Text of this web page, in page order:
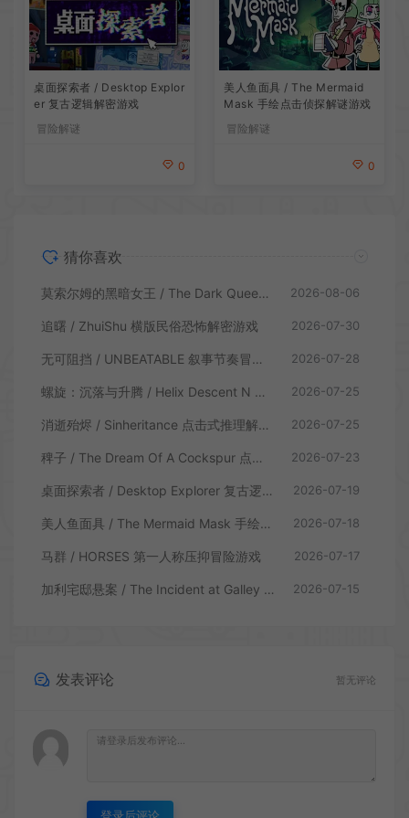
桌面探索者 / Desktop Explor
er 复古逻辑解密游戏
冒险解谜
0
美人鱼面具 / The Mermaid
Mask 手绘点击侦探解谜游戏
冒险解谜
0
猜你喜欢
莫索尔姆的黑暗女王 / The Dark Queen of Mortholme 多结局叙事游戏 2026-08-06
追曙 / ZhuiShu 横版民俗恐怖解密游戏 2026-07-30
无可阻挡 / UNBEATABLE 叙事节奏冒险游戏 2026-07-28
螺旋：沉落与升腾 / Helix Descent N Ascent 解谜冒险游戏 2026-07-25
消逝殆烬 / Sinheritance 点击式推理解谜游戏 2026-07-25
稗子 / The Dream Of A Cockspur 点击式剧情解谜游戏 2026-07-23
桌面探索者 / Desktop Explorer 复古逻辑解密游戏 2026-07-19
美人鱼面具 / The Mermaid Mask 手绘点击侦探解谜游戏 2026-07-18
马群 / HORSES 第一人称压抑冒险游戏 2026-07-17
加利宅邸悬案 / The Incident at Galley House 侦探解密推理游戏 2026-07-15
发表评论 暂无评论
登录后评论